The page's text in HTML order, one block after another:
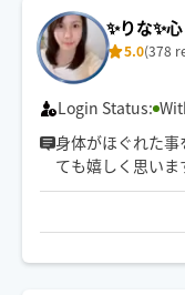
夜間遅い時間も歓
強め弱めお好みの
✨りな✨
5.0(378
Login Status:
身体がほぐれた
ても嬉しく思い
凝っている所を
とても励みにな
また会えるのを